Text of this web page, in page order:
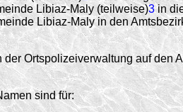
Libiaz-Maly (teilweise)3in
Libiaz-Maly in den
Ortspolizeiverwaltung auf den
sind für: